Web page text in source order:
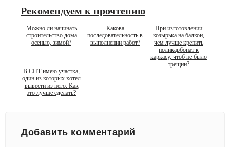
Рекомендуем к прочтению
Можно ли начинать
строительство дома
осенью, зимой?
Какова
последовательность в
выполнении работ?
При изготовлении
козырька на балкон,
чем лучше крепить
поликарбонат к
каркасу, чтоб не было
трещин?
В СНТ имею участка,
один из которых хотел
вывести из него. Как
это лучше сделать?
Добавить комментарий